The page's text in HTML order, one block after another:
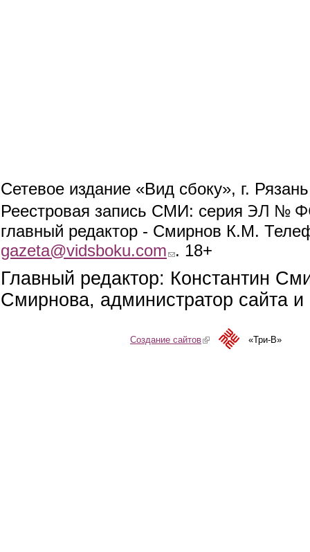
Сетевое издание «Вид сбоку», г.
Реестровая запись СМИ: серия ЭЛ №
главный редактор - Смирнов К.М.
gazeta@vidsboku.com (link sends e-mail)
. 18+
Главный редактор: Константин
Смирнова, администратор сайта
Создание сайтов(link is external)«Три-В»